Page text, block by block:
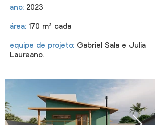
ano: 2023
área: 170 m² cada
equipe de projeto: Gabriel Sala e Julia
Laureano.